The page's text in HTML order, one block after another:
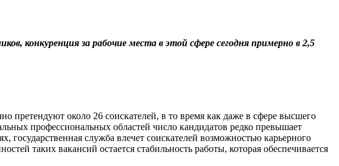
конкуренция за рабочие места в этой сфере сегодня примерно в 2,5
претендуют около 26 соискателей, в то время как даже в сфере высшего
профессиональных областей число кандидатов редко превышает
государственная служба влечет соискателей возможностью карьерного
таких вакансий остается стабильность работы, которая обеспечивается